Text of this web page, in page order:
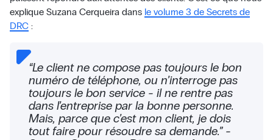
explique Suzana Cerqueira dans le volume 3 de Secrets de
DRC:
“Le client ne compose pas toujours le bon
numéro de téléphone, ou n’interroge pas
toujours le bon service - il ne rentre pas
dans l’entreprise par la bonne personne.
Mais, parce que c’est mon client, je dois
tout faire pour résoudre sa demande.” -